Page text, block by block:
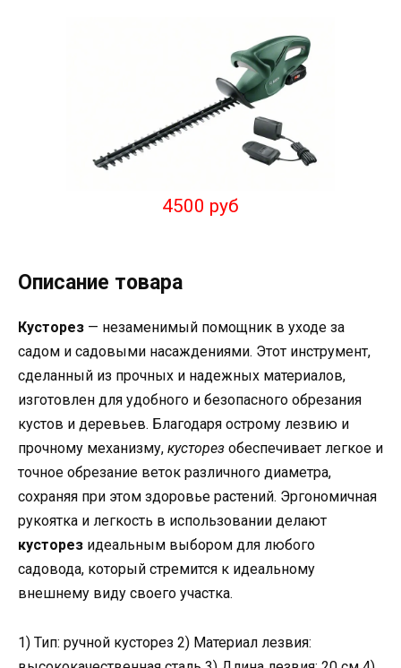
4500 руб
Описание товара
Кусторез — незаменимый помощник в уходе за
садом и садовыми насаждениями. Этот инструмент,
сделанный из прочных и надежных материалов,
изготовлен для удобного и безопасного обрезания
кустов и деревьев. Благодаря острому лезвию и
прочному механизму, кусторез обеспечивает легкое и
точное обрезание веток различного диаметра,
сохраняя при этом здоровье растений. Эргономичная
рукоятка и легкость в использовании делают
кусторез идеальным выбором для любого
садовода, который стремится к идеальному
внешнему виду своего участка.
1) Тип: ручной кусторез 2) Материал лезвия: